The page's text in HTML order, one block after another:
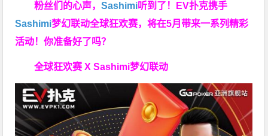
粉丝们的心声，Sashimi听到了！EV扑克携手
Sashimi梦幻联动全球狂欢赛，将在5月带来一系列精彩
活动！你准备好了吗？
全球狂欢赛 X Sashimi梦幻联动